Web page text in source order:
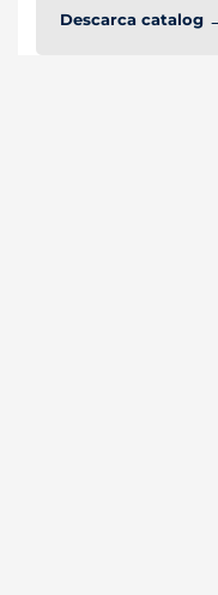
Descarca catalog